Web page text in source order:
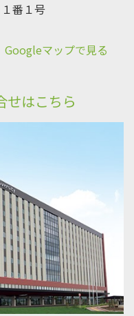
番１号
Googleマップで見る
せはこちら